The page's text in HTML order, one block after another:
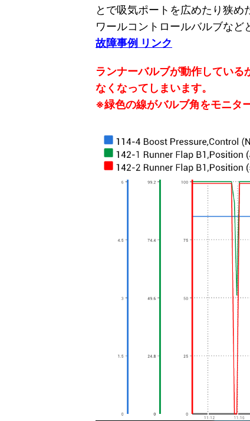
とで吸気ポートを広めたり狭
ワールコントロールバルブなど
故障事例 リンク
ランナーバルブが動作してい
なくなってしまいます。
※緑色の線がバルブ角をモニタ